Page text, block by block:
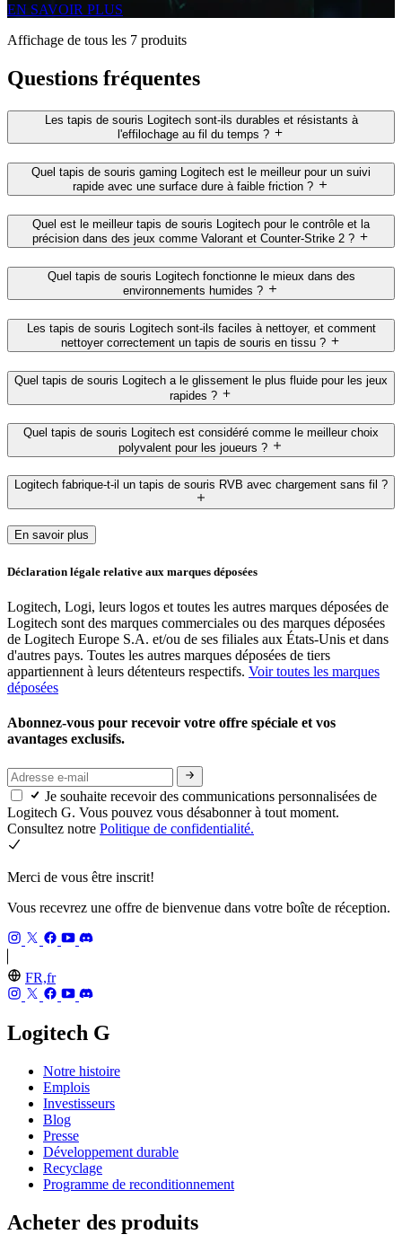
EN SAVOIR PLUS
Affichage de tous les 7 produits
Questions fréquentes
Les tapis de souris Logitech sont-ils durables et résistants à
l'effilochage au fil du temps ?
Quel tapis de souris gaming Logitech est le meilleur pour un suivi
rapide avec une surface dure à faible friction ?
Quel est le meilleur tapis de souris Logitech pour le contrôle et la
précision dans des jeux comme Valorant et Counter-Strike 2 ?
Quel tapis de souris Logitech fonctionne le mieux dans des
environnements humides ?
Les tapis de souris Logitech sont-ils faciles à nettoyer, et comment
nettoyer correctement un tapis de souris en tissu ?
Quel tapis de souris Logitech a le glissement le plus fluide pour les jeux
rapides ?
Quel tapis de souris Logitech est considéré comme le meilleur choix
polyvalent pour les joueurs ?
Logitech fabrique-t-il un tapis de souris RVB avec chargement sans fil ?
En savoir plus
Déclaration légale relative aux marques déposées
Logitech, Logi, leurs logos et toutes les autres marques déposées de
Logitech sont des marques commerciales ou des marques déposées
de Logitech Europe S.A. et/ou de ses filiales aux États-Unis et dans
d'autres pays. Toutes les autres marques déposées de tiers
appartiennent à leurs détenteurs respectifs. Voir toutes les marques
déposées
Abonnez-vous pour recevoir votre offre spéciale et vos
avantages exclusifs.
Je souhaite recevoir des communications personnalisées de
Logitech G. Vous pouvez vous désabonner à tout moment.
Consultez notre Politique de confidentialité.
Merci de vous être inscrit!
Vous recevrez une offre de bienvenue dans votre boîte de réception.
FR,fr
Logitech G
Notre histoire
Emplois
Investisseurs
Blog
Presse
Développement durable
Recyclage
Programme de reconditionnement
Acheter des produits